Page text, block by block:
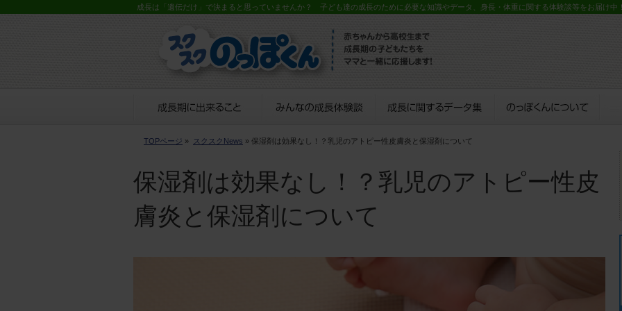
成長は「遺伝だけ」で決まると思っていませんか？ 子ども達の成長のために必要な知識やデータ、身長・体重に関する体験談等をお届け中
TOPページ » スクスクNews » 保湿剤は効果なし！？乳児のアトピー性皮膚炎と保湿剤について
保湿剤は効果なし！？乳児のアトピー性皮
膚炎と保湿剤について